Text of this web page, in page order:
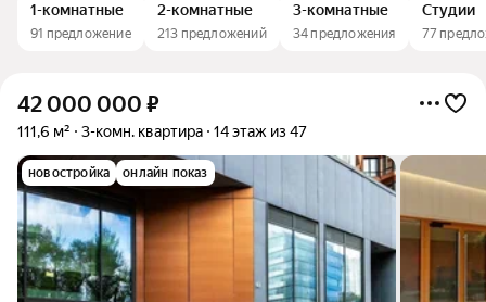
1-комнатные
91 предложение
2-комнатные
213 предложений
3-комнатные
34 предложения
Студии
77
42 000 000 ₽
111,6 м² 3-комн. квартира 14 этаж из 47
новостройка онлайн показ